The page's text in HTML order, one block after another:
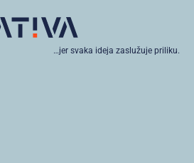
…jer svaka ideja zaslužuje priliku.